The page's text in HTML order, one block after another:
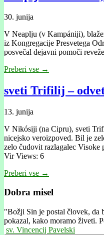
30. junija
V Neaplju (v Kampániji),
iz Kongregacije Presvetega
posvečal dejavni pomoči
Preberi vse →
sveti Trifilij –
13. junija
V Nikósiji (na Cipru), sveti
nicejsko veroizpoved. Bil je
zelo čudovit razlagalec Visoke
Vir Views: 6
Preberi vse →
Dobra misel
"Božji Sin je postal človek, da
pokazal, kako moramo živeti.
sv. Vincencij Pavelski